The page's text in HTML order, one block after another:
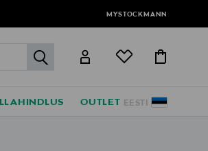
MYSTOCKMANN
label.header.go
EESTI
OUTLET